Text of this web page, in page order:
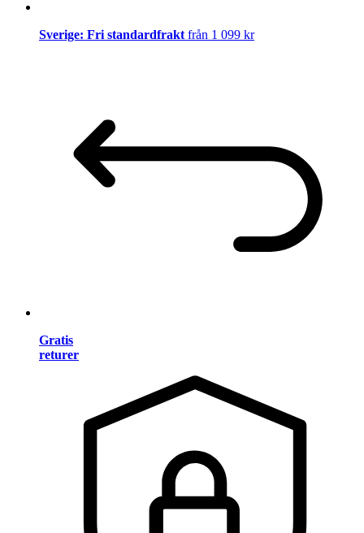
Sverige: Fri standardfrakt från 1 099 kr
Gratis
returer